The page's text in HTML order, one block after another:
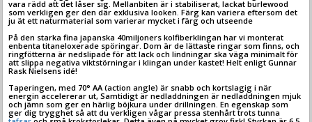
vara rädd att det låser sig. Mellanbiten är i stabiliserat, lackat burlewood
som verkligen ger den där exklusiva looken. Färg kan variera eftersom det
ju ät ett naturmaterial som varierar mycket i färg och utseende
På den starka fina japanska 40miljoners kolfiberklingan har vi monterat
enbenta titaneloxerade spöringar. Dom är de lättaste ringar som finns, och
ringfötterna är nedslipade för att lack och lindningar ska väga minimalt för
att slippa negativa viktstörningar i klingan under kastet! Helt enligt Gunnar
Rask Nielsens idé!
Taperingen, med 70° AA (action angle) är snabb och kortslagig i när
energin accelererar ut, Samtidigt är nedladdningen är nedladdningen mjuk
och jämn som ger en härlig böjkura under drillningen. En egenskap som
ger dig trygghet så att du verkligen vågar pressa stenhårt trots tunna